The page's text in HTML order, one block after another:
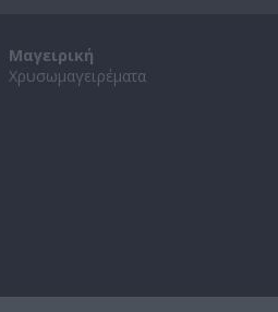
Μαγειρική
Χρυσωμαγειρέματα